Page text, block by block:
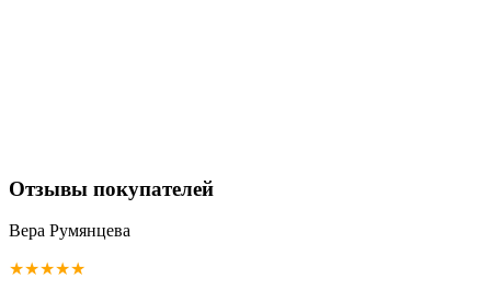
Отзывы покупателей
Вера Румянцева
★★★★★